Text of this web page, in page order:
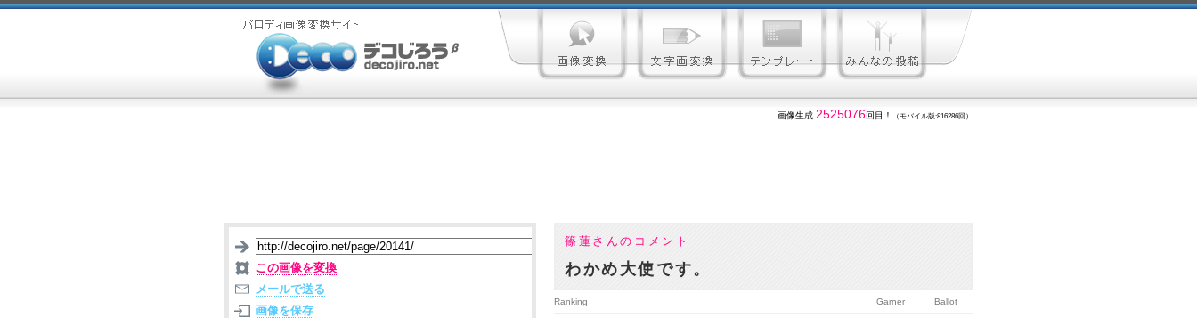
画像生成 2525076回目！ （モバイル版:816286回）
篠蓮さんのコメント
わかめ大使です。
この画像を変換
メールで送る
画像を保存
Ranking Garner Ballot